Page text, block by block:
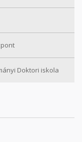
Doktori iskola